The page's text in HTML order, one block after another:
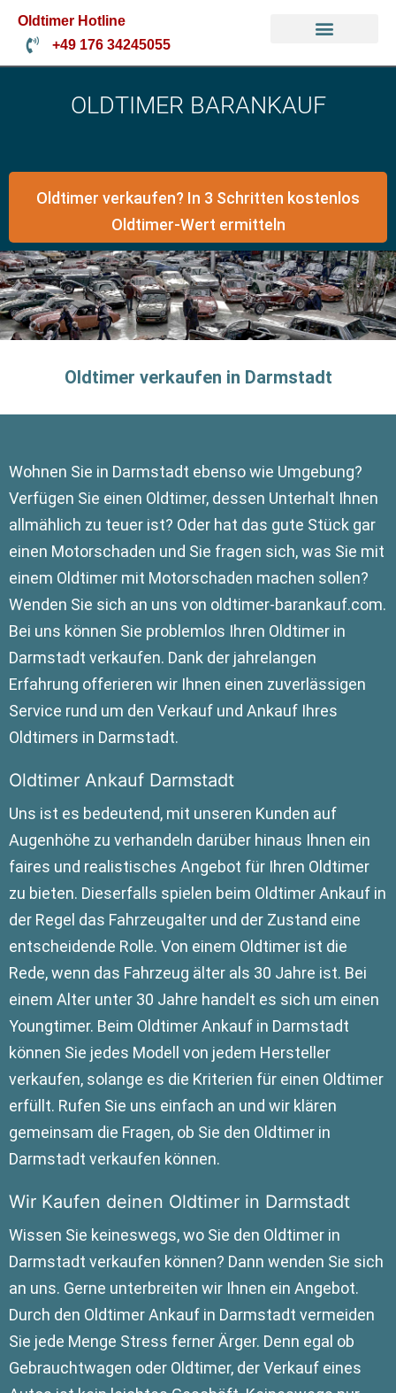
Oldtimer Hotline
+49 176 34245055
OLDTIMER BARANKAUF
Oldtimer verkaufen? In 3 Schritten kostenlos
Oldtimer-Wert ermitteln
Oldtimer verkaufen in Darmstadt
Wohnen Sie in Darmstadt ebenso wie Umgebung?
Verfügen Sie einen Oldtimer, dessen Unterhalt Ihnen
allmählich zu teuer ist? Oder hat das gute Stück gar
einen Motorschaden und Sie fragen sich, was Sie mit
einem Oldtimer mit Motorschaden machen sollen?
Wenden Sie sich an uns von oldtimer-barankauf.com.
Bei uns können Sie problemlos Ihren Oldtimer in
Darmstadt verkaufen. Dank der jahrelangen
Erfahrung offerieren wir Ihnen einen zuverlässigen
Service rund um den Verkauf und Ankauf Ihres
Oldtimers in Darmstadt.
Oldtimer Ankauf Darmstadt
Uns ist es bedeutend, mit unseren Kunden auf
Augenhöhe zu verhandeln darüber hinaus Ihnen ein
faires und realistisches Angebot für Ihren Oldtimer
zu bieten. Dieserfalls spielen beim Oldtimer Ankauf in
der Regel das Fahrzeugalter und der Zustand eine
entscheidende Rolle. Von einem Oldtimer ist die
Rede, wenn das Fahrzeug älter als 30 Jahre ist. Bei
einem Alter unter 30 Jahre handelt es sich um einen
Youngtimer. Beim Oldtimer Ankauf in Darmstadt
können Sie jedes Modell von jedem Hersteller
verkaufen, solange es die Kriterien für einen Oldtimer
erfüllt. Rufen Sie uns einfach an und wir klären
gemeinsam die Fragen, ob Sie den Oldtimer in
Darmstadt verkaufen können.
Wir Kaufen deinen Oldtimer in Darmstadt
Wissen Sie keineswegs, wo Sie den Oldtimer in
Darmstadt verkaufen können? Dann wenden Sie sich
an uns. Gerne unterbreiten wir Ihnen ein Angebot.
Durch den Oldtimer Ankauf in Darmstadt vermeiden
Sie jede Menge Stress ferner Ärger. Denn egal ob
Gebrauchtwagen oder Oldtimer, der Verkauf eines